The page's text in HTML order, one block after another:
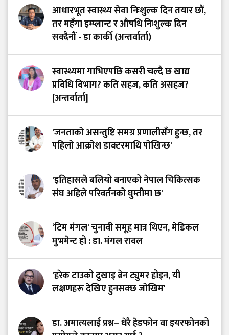
आधारभूत स्वास्थ्य सेवा निःशुल्क दिन तयार छौं,
तर महँगा इम्प्लान्ट र औषधि निःशुल्क दिन
सक्दैनौं - डा कार्की (अन्तर्वार्ता)
स्वास्थ्यमा गाभिएपछि कसरी चल्दै छ खाद्य
प्रविधि विभाग? कति सहज, कति असहज?
[अन्तर्वार्ता]
'जनताको असन्तुष्टि समग्र प्रणालीसँग हुन्छ, तर
पहिलो आक्रोश डाक्टरमाथि पोखिन्छ'
'इतिहासले बलियो बनाएको नेपाल चिकित्सक
संघ अहिले परिवर्तनको घुम्तीमा छ'
‘टिम मंगल' चुनावी समूह मात्र थिएन, मेडिकल
मुभमेन्ट हो : डा. मंगल रावल
'हरेक टाउको दुखाइ ब्रेन ट्युमर होइन, यी
लक्षणहरू देखिए हुनसक्छ जोखिम'
डा. अमात्यलाई प्रश्न– धेरै हेडफोन वा इयरफोनको